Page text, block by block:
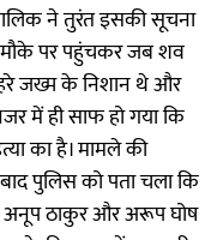
ने तुरंत इसकी सूचना
मौके पर पहुंचकर जब शव
जख्म के निशान थे और
में ही साफ हो गया कि
का है। मामले की
पुलिस को पता चला कि
अनूप ठाकुर और अरूप घोष